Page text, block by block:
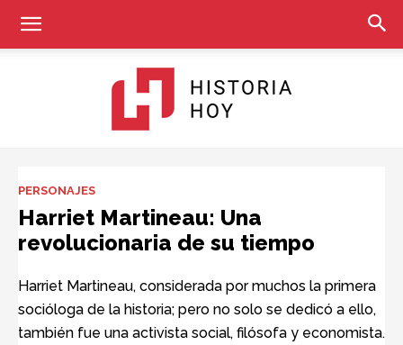
Hoy
PERSONAJES
Harriet Martineau: Una
revolucionaria de su tiempo
Harriet Martineau, considerada por muchos la primera
socióloga de la historia; pero no solo se dedicó a ello,
también fue una activista social, filósofa y economista.